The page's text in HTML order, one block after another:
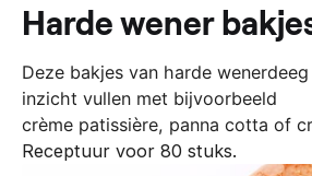
harde wener
Deze bakjes van harde
inzicht vullen met bijvoorbeeld
crème patissière, panna cotta of
Receptuur voor 80 stuks.